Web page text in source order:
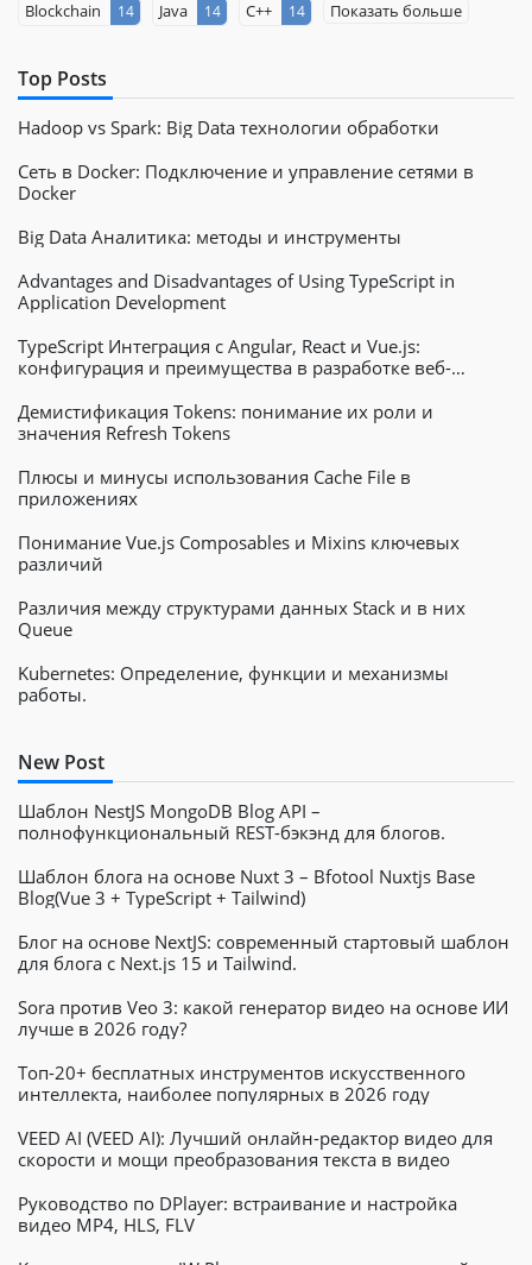
Blockchain 14 Java 14 C++ 14 Показать больше
Top Posts
Hadoop vs Spark: Big Data технологии обработки
Сеть в Docker: Подключение и управление сетями в
Docker
Big Data Аналитика: методы и инструменты
Advantages and Disadvantages of Using TypeScript in
Application Development
TypeScript Интеграция с Angular, React и Vue.js:
конфигурация и преимущества в разработке веб-
Демистификация Tokens: понимание их роли и
значения Refresh Tokens
Плюсы и минусы использования Cache File в
приложениях
Понимание Vue.js Composables и Mixins ключевых
различий
Различия между структурами данных Stack и в них
Queue
Kubernetes: Определение, функции и механизмы
работы.
New Post
Шаблон NestJS MongoDB Blog API –
полнофункциональный REST-бэкэнд для блогов.
Шаблон блога на основе Nuxt 3 – Bfotool Nuxtjs Base
Blog(Vue 3 + TypeScript + Tailwind)
Блог на основе NextJS: современный стартовый шаблон
для блога с Next.js 15 и Tailwind.
Sora против Veo 3: какой генератор видео на основе ИИ
лучше в 2026 году?
Топ-20+ бесплатных инструментов искусственного
интеллекта, наиболее популярных в 2026 году
VEED AI (VEED AI): Лучший онлайн-редактор видео для
скорости и мощи преобразования текста в видео
Руководство по DPlayer: встраивание и настройка
видео MP4, HLS, FLV